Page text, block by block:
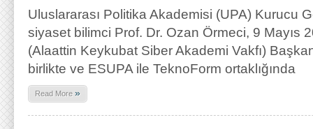
Uluslararası Politika Akademisi (UPA) Kurucu
siyaset bilimci Prof. Dr. Ozan Örmeci, 9 Mayıs
(Alaattin Keykubat Siber Akademi Vakfı)
birlikte ve ESUPA ile TeknoForm ortaklığında
Read More »